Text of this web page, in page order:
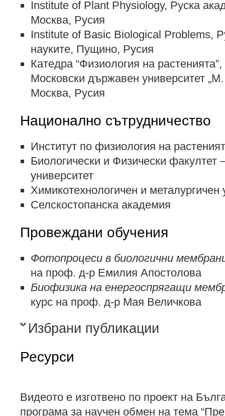
Institute of Plant Physiology, Руска
Москва, Русия
Institute of Basic Biological Problems,
науките, Пущино, Русия
Катедра “Физиология на
Московски държавен университет
Москва, Русия
Национално сътрудничество
Институт по физиология на
Биологически и Физически факултет
университет
Химикотехнологичен и
Селскостопанска академия
Провеждани обучения
Фотопроцеси в биологични
на проф. д-р Емилия Апостолова
Биофизика на енергоспрягащи
курс на проф. д-р Мая Величкова
Избрани публикации
Ресурси
Видеото е изготвено по проект на
програма за научен обмен на тема